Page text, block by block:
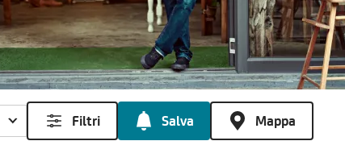
Filtri Salva Mappa